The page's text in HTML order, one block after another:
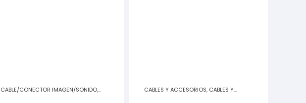
CABLE/CONECTOR IMAGEN/SONIDO,
CABLES Y ACCESORIOS, CABLES Y